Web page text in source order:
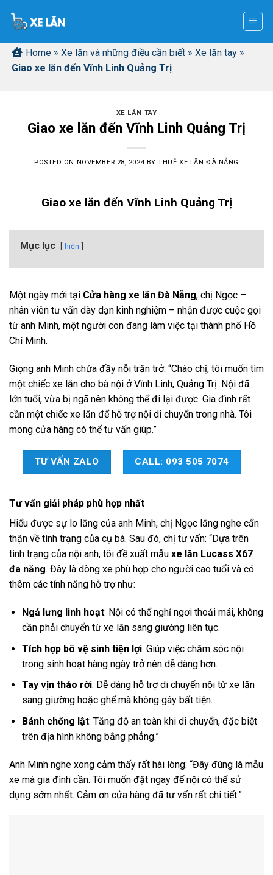
Home » Xe lăn và những điều cần biết » Xe lăn tay »
Giao xe lăn đến Vĩnh Linh Quảng Trị
XE LĂN TAY
Giao xe lăn đến Vĩnh Linh Quảng Trị
POSTED ON NOVEMBER 28, 2024 BYTHUÊ XE LĂN ĐÀ NẴNG
Giao xe lăn đến Vĩnh Linh Quảng Trị
Mục lục hiện
Một ngày mới tại Cửa hàng xe lăn Đà Nẵng, chị Ngọc –
nhân viên tư vấn dày dạn kinh nghiệm – nhận được cuộc gọi
từ anh Minh, một người con đang làm việc tại thành phố Hồ
Chí Minh.
Giọng anh Minh chứa đầy nỗi trăn trở: “Chào chị, tôi muốn tìm
một chiếc xe lăn cho bà nội ở Vĩnh Linh, Quảng Trị. Nội đã
lớn tuổi, vừa bị ngã nên không thể đi lại được. Gia đình rất
cần một chiếc xe lăn để hỗ trợ nội di chuyển trong nhà. Tôi
mong cửa hàng có thể tư vấn giúp.”
TƯ VẤN ZALO CALL: 093 505 7074
Tư vấn giải pháp phù hợp nhất
Hiểu được sự lo lắng của anh Minh, chị Ngọc lắng nghe cẩn
thận về tình trạng của cụ bà. Sau đó, chị tư vấn: “Dựa trên
tình trạng của nội anh, tôi đề xuất mẫu xe lăn Lucass X67
đa năng. Đây là dòng xe phù hợp cho người cao tuổi và có
thêm các tính năng hỗ trợ như:
Ngả lưng linh hoạt: Nội có thể nghỉ ngơi thoải mái, không
cần phải chuyển từ xe lăn sang giường liên tục.
Tích hợp bô vệ sinh tiện lợi: Giúp việc chăm sóc nội
trong sinh hoạt hàng ngày trở nên dễ dàng hơn.
Tay vịn tháo rời: Dễ dàng hỗ trợ di chuyển nội từ xe lăn
sang giường hoặc ghế mà không gây bất tiện.
Bánh chống lật: Tăng độ an toàn khi di chuyển, đặc biệt
trên địa hình không bằng phẳng.”
Anh Minh nghe xong cảm thấy rất hài lòng: “Đây đúng là mẫu
xe mà gia đình cần. Tôi muốn đặt ngay để nội có thể sử
dụng sớm nhất. Cảm ơn cửa hàng đã tư vấn rất chi tiết.”